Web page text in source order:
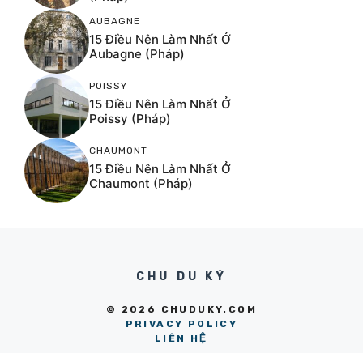
AUBAGNE
15 Điều Nên Làm Nhất Ở
Aubagne (Pháp)
POISSY
15 Điều Nên Làm Nhất Ở
Poissy (Pháp)
CHAUMONT
15 Điều Nên Làm Nhất Ở
Chaumont (Pháp)
CHU DU KÝ
© 2026 CHUDUKY.COM
PRIVACY POLICY
LIÊN HỆ